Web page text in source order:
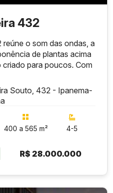
432
o som das ondas, a
de plantas acima
para poucos. Com
Souto, 432 - Ipanema-
400 a 565 m² 4-5
R$ 28.000.000